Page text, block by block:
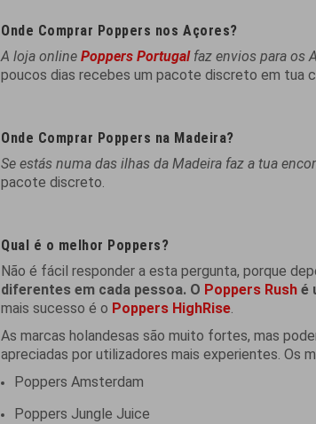
Onde Comprar Poppers nos Açores?
A loja online Poppers Portugalfaz envios para os
poucos dias recebes um pacote discreto em tua
Onde Comprar Poppers na Madeira?
Se estás numa das ilhas da Madeira faz a tua
pacote discreto.
Qual é o melhor Poppers?
Não é fácil responder a esta pergunta, porque
diferentes em cada pessoa. O Poppers Rush é
mais sucesso é o Poppers HighRise.
As marcas holandesas são muito fortes, mas
apreciadas por utilizadores mais experientes. Os
Poppers Amsterdam
Poppers Jungle Juice